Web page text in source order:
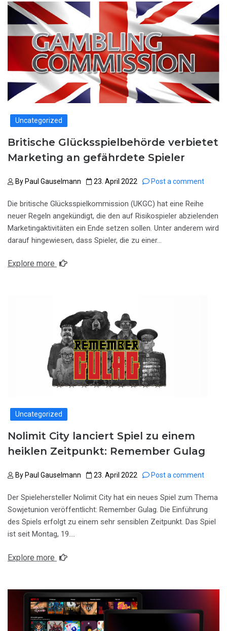
Uncategorized
Britische Glücksspielbehörde verbietet
Marketing an gefährdete Spieler
By Paul Gauselmann 23. April 2022 Post a comment
Die britische Glücksspielkommission (UKGC) hat eine Reihe
neuer Regeln angekündigt, die den auf Risikospieler abzielenden
Marketingaktivitäten ein Ende setzen sollen. Unter anderem wird
darauf hingewiesen, dass Spieler, die zu einer…
Explore more
Uncategorized
Nolimit City lanciert Spiel zu einem
heiklen Zeitpunkt: Remember Gulag
By Paul Gauselmann 23. April 2022 Post a comment
Der Spielehersteller Nolimit City hat ein neues Spiel zum Thema
Sowjetunion veröffentlicht: Remember Gulag. Die Einführung
des Spiels erfolgt zu einem sehr sensiblen Zeitpunkt. Das Spiel
ist seit Montag, 19….
Explore more